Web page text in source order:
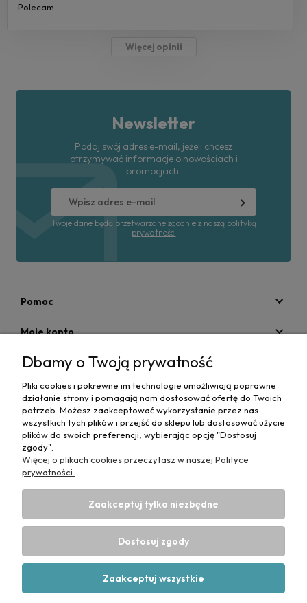
Polecam
Więcej opinii
Newsletter
Podaj swój adres e-mail, jeżeli chcesz
otrzymywać informacje o nowościach i
promocjach.
Twoje dane będą przetwarzane zgodnie z naszą polityką
prywatności
Pomoc
Moje konto
Płatności i dostawa
Informacje
O nas
Projekt i wykonanie:Ecommercy.pl
DANE DO PRZELEWU TRADYCYJNEGO
43-516 ZABRZEG
Dbamy o Twoją prywatność
Pliki cookies i pokrewne im technologie umożliwiają poprawne
działanie strony i pomagają nam dostosować ofertę do Twoich
potrzeb. Możesz zaakceptować wykorzystanie przez nas
wszystkich tych plików i przejść do sklepu lub dostosować użycie
plików do swoich preferencji, wybierając opcję "Dostosuj
zgody".
Więcej o plikach cookies przeczytasz w naszej Polityce
prywatności.
Zaakceptuj tylko niezbędne
Dostosuj zgody
Zaakceptuj wszystkie